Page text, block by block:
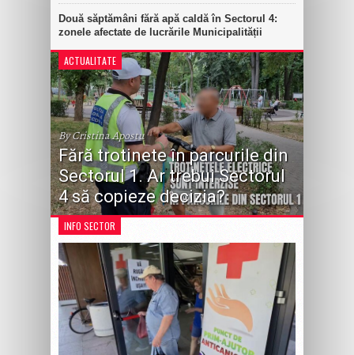
Două săptămâni fără apă caldă în Sectorul 4:
zonele afectate de lucrările Municipalității
ACTUALITATE
By Cristina Apostu
Fără trotinete în parcurile din
Sectorul 1. Ar trebui Sectorul
4 să copieze decizia?
INFO SECTOR